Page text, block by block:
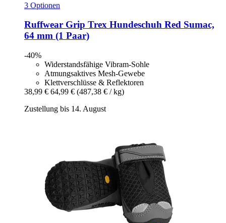
3 Optionen
Ruffwear Grip Trex Hundeschuh Red Sumac,
64 mm (1 Paar)
-40%
Widerstandsfähige Vibram-Sohle
Atmungsaktives Mesh-Gewebe
Klettverschlüsse & Reflektoren
38,99 € 64,99 € (487,38 € / kg)
Zustellung bis 14. August